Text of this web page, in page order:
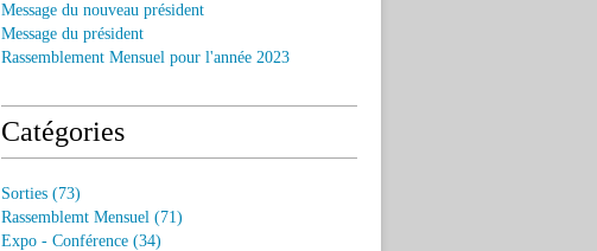
Message du nouveau président
Message du président
Rassemblement Mensuel pour l'année 2023
Catégories
Sorties (73)
Rassemblemt Mensuel (71)
Expo - Conférence (34)